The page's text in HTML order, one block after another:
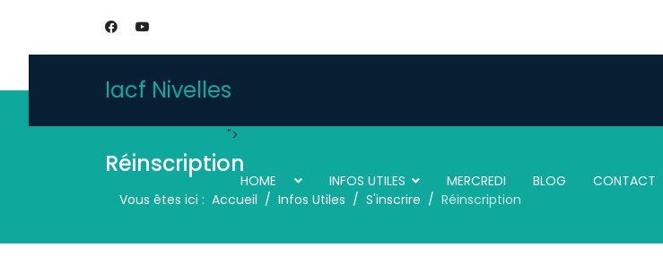
Iacf Nivelles
">
HOME INFOS UTILES MERCREDI BLOG CONTACT
Réinscription
Vous êtes ici : Accueil Infos Utiles S'inscrire Réinscription